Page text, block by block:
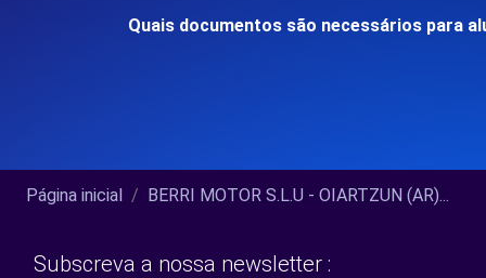
Quais documentos são necessários para
Página inicial BERRI MOTOR S.L.U - OIARTZUN (AR)...
Subscreva a nossa newsletter :